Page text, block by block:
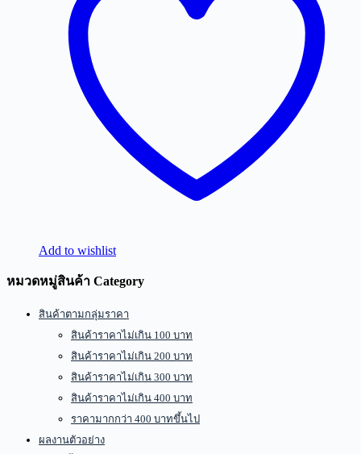
Add to wishlist
หมวดหมู่สินค้า Category
สินค้าตามกลุ่มราคา
สินค้าราคาไม่เกิน 100 บาท
สินค้าราคาไม่เกิน 200 บาท
สินค้าราคาไม่เกิน 300 บาท
สินค้าราคาไม่เกิน 400 บาท
ราคามากกว่า 400 บาทขึ้นไป
ผลงานตัวอย่าง